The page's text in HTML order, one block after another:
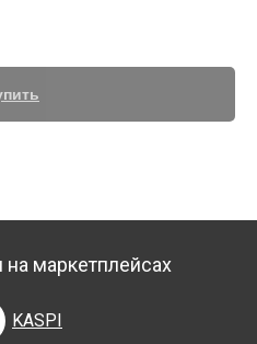
маркетплейсах
KASPI